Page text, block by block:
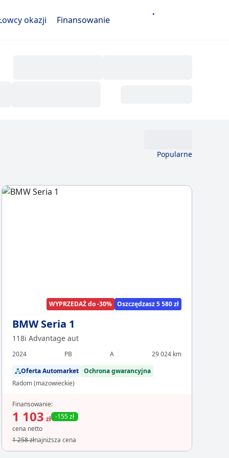
okazji Finansowanie
Popularne
WYPRZEDAŻ do -30% Oszczędzasz 5 580 zł
BMW Seria 1
118i Advantage aut
2024 PB A
29 024 km
Oferta Automarket
Ochrona gwarancyjna
Radom (mazowieckie)
Finansowanie:
1 103 zł -155 zł
cena netto
1 258 złnajniższa cena